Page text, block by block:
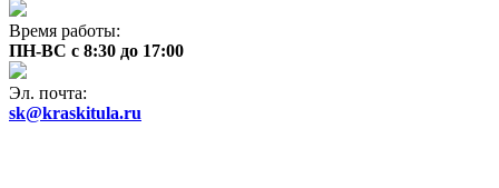
Время работы:
ПН-ВС с 8:30 до 17:00
Эл. почта:
sk@kraskitula.ru